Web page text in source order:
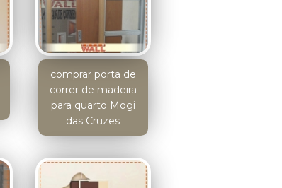
comprar porta de
correr de madeira
para quarto Mogi
das Cruzes